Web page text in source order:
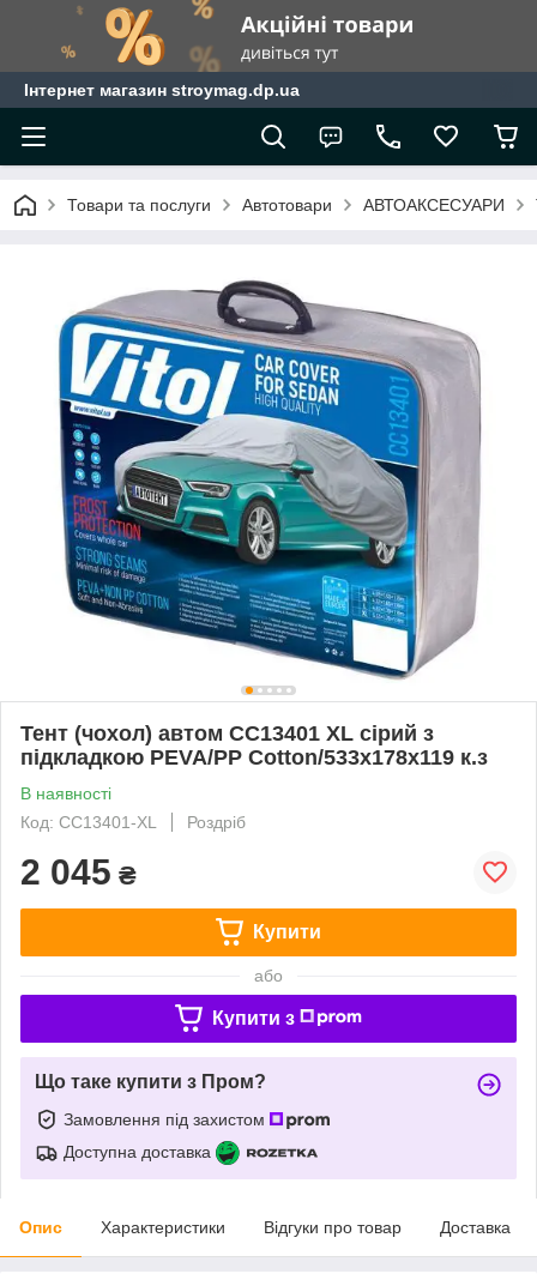
Інтернет магазин stroymag.dp.ua
Товари та послуги Автотовари АВТОАКСЕСУАРИ
Тент (чохол) автом CC13401 XL сірий з
підкладкою PEVA/PP Cotton/533х178х119 к.з
В наявності
Код: CC13401-XL
Роздріб
2 045 ₴
Купити
або
Купити з
Що таке купити з Пром?
Замовлення під захистом
Доступна доставка
Опис Характеристики Відгуки про товар Доставка